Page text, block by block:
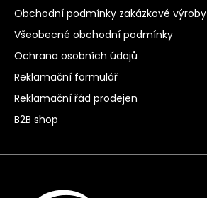
Obchodní podmínky zakázkové výroby
Všeobecné obchodní podmínky
Ochrana osobních údajů
Reklamační formulář
Reklamační řád prodejen
B2B shop